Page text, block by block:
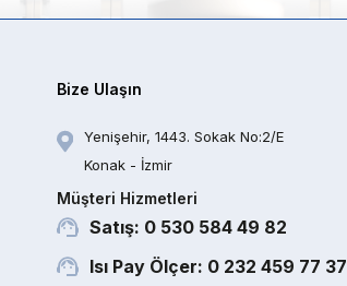
Bize Ulaşın
Yenişehir, 1443. Sokak No:2/E
Konak - İzmir
Müşteri Hizmetleri
Satış: 0 530 584 49 82
Isı Pay Ölçer: 0 232 459 77 37